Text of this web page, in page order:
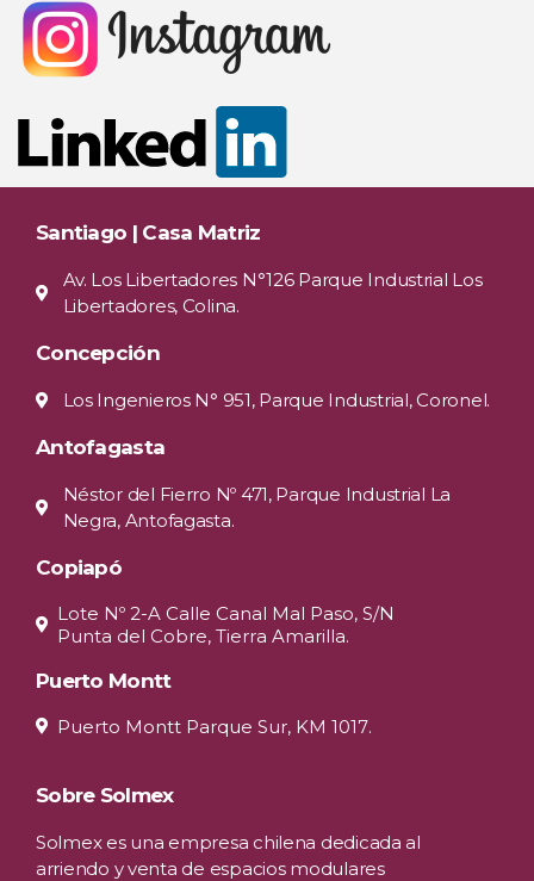
Santiago | Casa Matriz
Av. Los Libertadores N°126 Parque Industrial Los
Libertadores, Colina.
Concepción
Los Ingenieros N° 951, Parque Industrial, Coronel.
Antofagasta
Néstor del Fierro Nº 471, Parque Industrial La
Negra, Antofagasta.
Copiapó
Lote Nº 2-A Calle Canal Mal Paso, S/N
Punta del Cobre, Tierra Amarilla.
Puerto Montt
Puerto Montt Parque Sur, KM 1017.
Sobre Solmex
Solmex es una empresa chilena dedicada al
arriendo y venta de espacios modulares